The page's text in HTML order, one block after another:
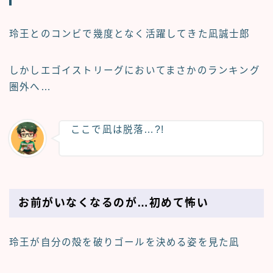
玲王とのコンビで幾度となく活躍してきた凪誠士郎
しかしエゴイストリーグにおいてまさかのランキング
圏外へ…
ここで凪は脱落…?!
お前がいなくなるのが…初めて怖い
玲王が自分の殻を破りゴールを決める姿を見た凪